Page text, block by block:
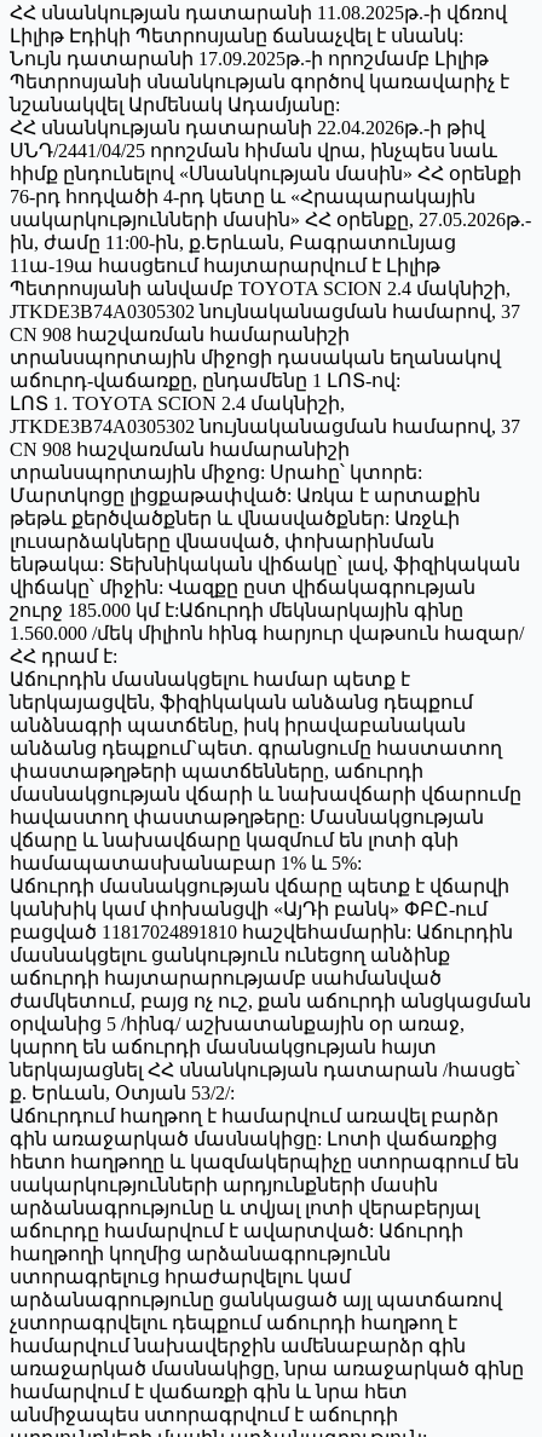
ՀՀ սնանկության դատարանի 11.08.2025թ.-ի վճռով
Լիլիթ Էդիկի Պետրոսյանը ճանաչվել է սնանկ:
Նույն դատարանի 17.09.2025թ.-ի որոշմամբ Լիլիթ
Պետրոսյանի սնանկության գործով կառավարիչ է
նշանակվել Արմենակ Ադամյանը:
ՀՀ սնանկության դատարանի 22.04.2026թ.-ի թիվ
ՍՆԴ/2441/04/25 որոշման հիման վրա, ինչպես նաև
հիմք ընդունելով «Սնանկության մասին» ՀՀ օրենքի
76-րդ հոդվածի 4-րդ կետը և «Հրապարակային
սակարկությունների մասին» ՀՀ օրենքը, 27.05.2026թ.-
ին, ժամը 11:00-ին, ք.Երևան, Բագրատունյաց
11ա-19ա հասցեում հայտարարվում է Լիլիթ
Պետրոսյանի անվամբ TOYOTA SCION 2.4 մակնիշի,
JTKDE3B74A0305302 նույնականացման համարով, 37
CN 908 հաշվառման համարանիշի
տրանսպորտային միջոցի դասական եղանակով
աճուրդ-վաճառքը, ընդամենը 1 ԼՈՏ-ով:
ԼՈՏ 1. TOYOTA SCION 2.4 մակնիշի,
JTKDE3B74A0305302 նույնականացման համարով, 37
CN 908 հաշվառման համարանիշի
տրանսպորտային միջոց: Սրահը՝ կտորե:
Մարտկոցը լիցքաթափված: Առկա է արտաքին
թեթև քերծվածքներ և վնասվածքներ: Առջևի
լուսարձակները վնասված, փոխարինման
ենթակա: Տեխնիկական վիճակը՝ լավ, ֆիզիկական
վիճակը՝ միջին: Վազքը ըստ վիճակագրության
շուրջ 185.000 կմ է:Աճուրդի մեկնարկային գինը
1.560.000 /մեկ միլիոն հինգ հարյուր վաթսուն հազար/
ՀՀ դրամ է:
Աճուրդին մասնակցելու համար պետք է
ներկայացվեն, ֆիզիկական անձանց դեպքում
անձնագրի պատճենը, իսկ իրավաբանական
անձանց դեպքում`պետ. գրանցումը հաստատող
փաստաթղթերի պատճենները, աճուրդի
մասնակցության վճարի և նախավճարի վճարումը
հավաստող փաստաթղթերը: Մասնակցության
վճարը և նախավճարը կազմում են լոտի գնի
համապատասխանաբար 1% և 5%:
Աճուրդի մասնակցության վճարը պետք է վճարվի
կանխիկ կամ փոխանցվի «ԱյԴի բանկ» ՓԲԸ-ում
բացված 11817024891810 հաշվեհամարին: Աճուրդին
մասնակցելու ցանկություն ունեցող անձինք
աճուրդի հայտարարությամբ սահմանված
ժամկետում, բայց ոչ ուշ, քան աճուրդի անցկացման
օրվանից 5 /հինգ/ աշխատանքային օր առաջ,
կարող են աճուրդի մասնակցության հայտ
ներկայացնել ՀՀ սնանկության դատարան /հասցե՝
ք. Երևան, Օտյան 53/2/:
Աճուրդում հաղթող է համարվում առավել բարձր
գին առաջարկած մասնակիցը: Լոտի վաճառքից
հետո հաղթողը և կազմակերպիչը ստորագրում են
սակարկությունների արդյունքների մասին
արձանագրությունը և տվյալ լոտի վերաբերյալ
աճուրդը համարվում է ավարտված: Աճուրդի
հաղթողի կողմից արձանագրությունն
ստորագրելուց հրաժարվելու կամ
արձանագրությունը ցանկացած այլ պատճառով
չստորագրվելու դեպքում աճուրդի հաղթող է
համարվում նախավերջին ամենաբարձր գին
առաջարկած մասնակիցը, նրա առաջարկած գինը
համարվում է վաճառքի գին և նրա հետ
անմիջապես ստորագրվում է աճուրդի